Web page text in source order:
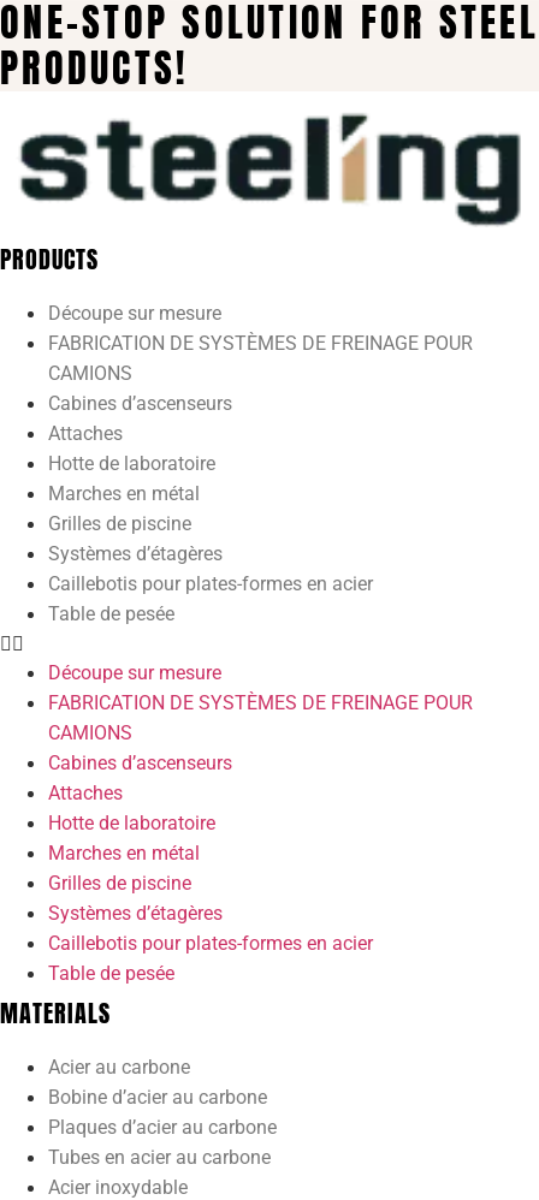
ONE-STOP SOLUTION FOR STEEL
PRODUCTS!
PRODUCTS
Découpe sur mesure
FABRICATION DE SYSTÈMES DE FREINAGE POUR
CAMIONS
Cabines d’ascenseurs
Attaches
Hotte de laboratoire
Marches en métal
Grilles de piscine
Systèmes d’étagères
Caillebotis pour plates-formes en acier
Table de pesée
Découpe sur mesure
FABRICATION DE SYSTÈMES DE FREINAGE POUR
CAMIONS
Cabines d’ascenseurs
Attaches
Hotte de laboratoire
Marches en métal
Grilles de piscine
Systèmes d’étagères
Caillebotis pour plates-formes en acier
Table de pesée
MATERIALS
Acier au carbone
Bobine d’acier au carbone
Plaques d’acier au carbone
Tubes en acier au carbone
Acier inoxydable